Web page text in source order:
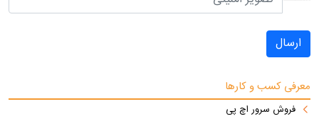
ارسال
معرفی کسب و کارها
فروش سرور اچ پی